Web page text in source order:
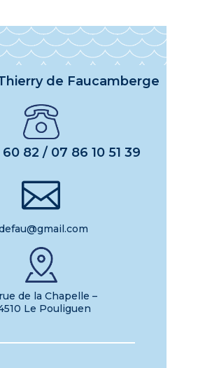
de Faucamberge
82 / 07 86 10 51 39

de la Chapelle –
Le Pouliguen